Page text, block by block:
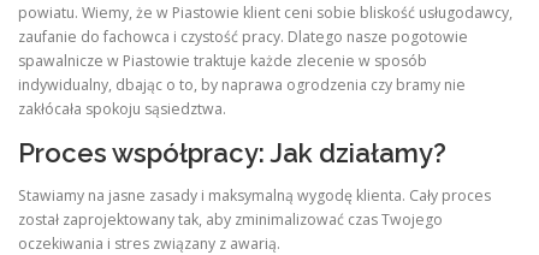
powiatu. Wiemy, że w Piastowie klient ceni sobie bliskość usługodawcy,
zaufanie do fachowca i czystość pracy. Dlatego nasze pogotowie
spawalnicze w Piastowie traktuje każde zlecenie w sposób
indywidualny, dbając o to, by naprawa ogrodzenia czy bramy nie
zakłócała spokoju sąsiedztwa.
Proces współpracy: Jak działamy?
Stawiamy na jasne zasady i maksymalną wygodę klienta. Cały proces
został zaprojektowany tak, aby zminimalizować czas Twojego
oczekiwania i stres związany z awarią.